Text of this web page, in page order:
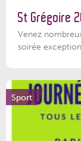
St Grégoire
Venez
soirée
Sport